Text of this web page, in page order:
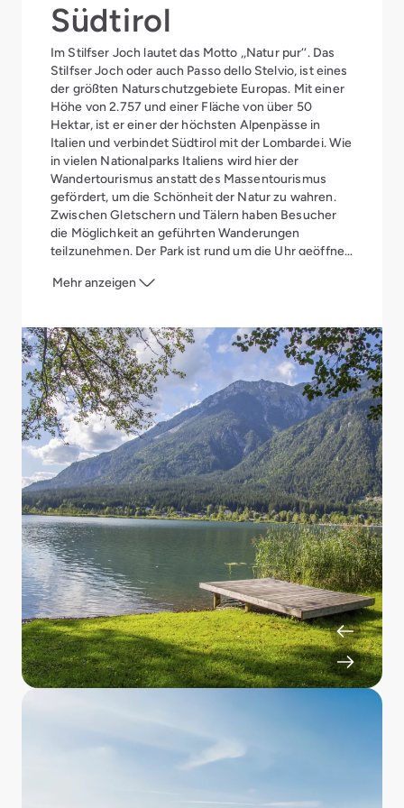
für Wintersportbegeisterte.
Südtirol
Im Stilfser Joch lautet das Motto ,,Natur pur‘‘. Das
Stilfser Joch oder auch Passo dello Stelvio, ist eines
der größten Naturschutzgebiete Europas. Mit einer
Höhe von 2.757 und einer Fläche von über 50
Hektar, ist er einer der höchsten Alpenpässe in
Italien und verbindet Südtirol mit der Lombardei. Wie
in vielen Nationalparks Italiens wird hier der
Wandertourismus anstatt des Massentourismus
gefördert, um die Schönheit der Natur zu wahren.
Zwischen Gletschern und Tälern haben Besucher
die Möglichkeit an geführten Wanderungen
teilzunehmen. Der Park ist rund um die Uhr geöffnet
beeindruckenden Passstraße
atemberaubende Aussicht auf die umliegende
Bergwelt suchen.
Mehr anzeigen